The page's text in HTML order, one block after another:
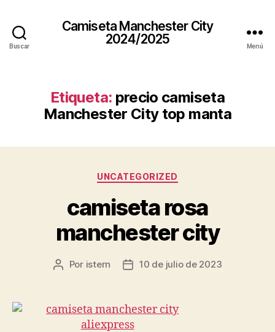
Buscar
Camiseta Manchester City
2024/2025
Menú
Etiqueta: precio camiseta
Manchester City top manta
Categorías
UNCATEGORIZED
camiseta rosa
manchester city
Autor
entrada
Por istern
Fecha
entrada
10 de julio de 2023